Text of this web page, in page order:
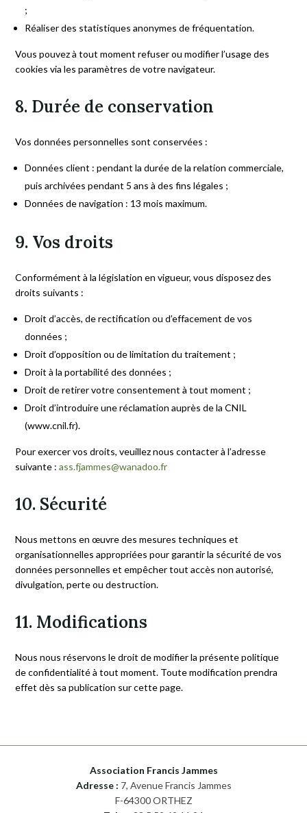
;
Réaliser des statistiques anonymes de fréquentation.
Vous pouvez à tout moment refuser ou modifier l’usage des
cookies via les paramètres de votre navigateur.
8. Durée de conservation
Vos données personnelles sont conservées :
Données client : pendant la durée de la relation commerciale,
puis archivées pendant 5 ans à des fins légales ;
Données de navigation : 13 mois maximum.
9. Vos droits
Conformément à la législation en vigueur, vous disposez des
droits suivants :
Droit d’accès, de rectification ou d’effacement de vos
données ;
Droit d’opposition ou de limitation du traitement ;
Droit à la portabilité des données ;
Droit de retirer votre consentement à tout moment ;
Droit d’introduire une réclamation auprès de la CNIL
(www.cnil.fr).
Pour exercer vos droits, veuillez nous contacter à l’adresse
suivante :ass.fjammes@wanadoo.fr
10. Sécurité
Nous mettons en œuvre des mesures techniques et
organisationnelles appropriées pour garantir la sécurité de vos
données personnelles et empêcher tout accès non autorisé,
divulgation, perte ou destruction.
11. Modifications
Nous nous réservons le droit de modifier la présente politique
de confidentialité à tout moment. Toute modification prendra
effet dès sa publication sur cette page.
Association Francis Jammes
Adresse : 7, Avenue Francis Jammes
F-64300 ORTHEZ